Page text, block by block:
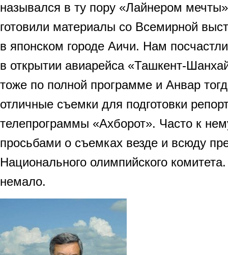
назывался в ту пору «Лайнером
готовили материалы со Всемирной
в японском городе Аичи. Нам
в открытии авиарейса «Ташкент-
тоже по полной программе и Анвар
отличные съемки для подготовки
телепрограммы «Ахборот». Часто к
просьбами о съемках везде и всюду
Национального олимпийского
немало.